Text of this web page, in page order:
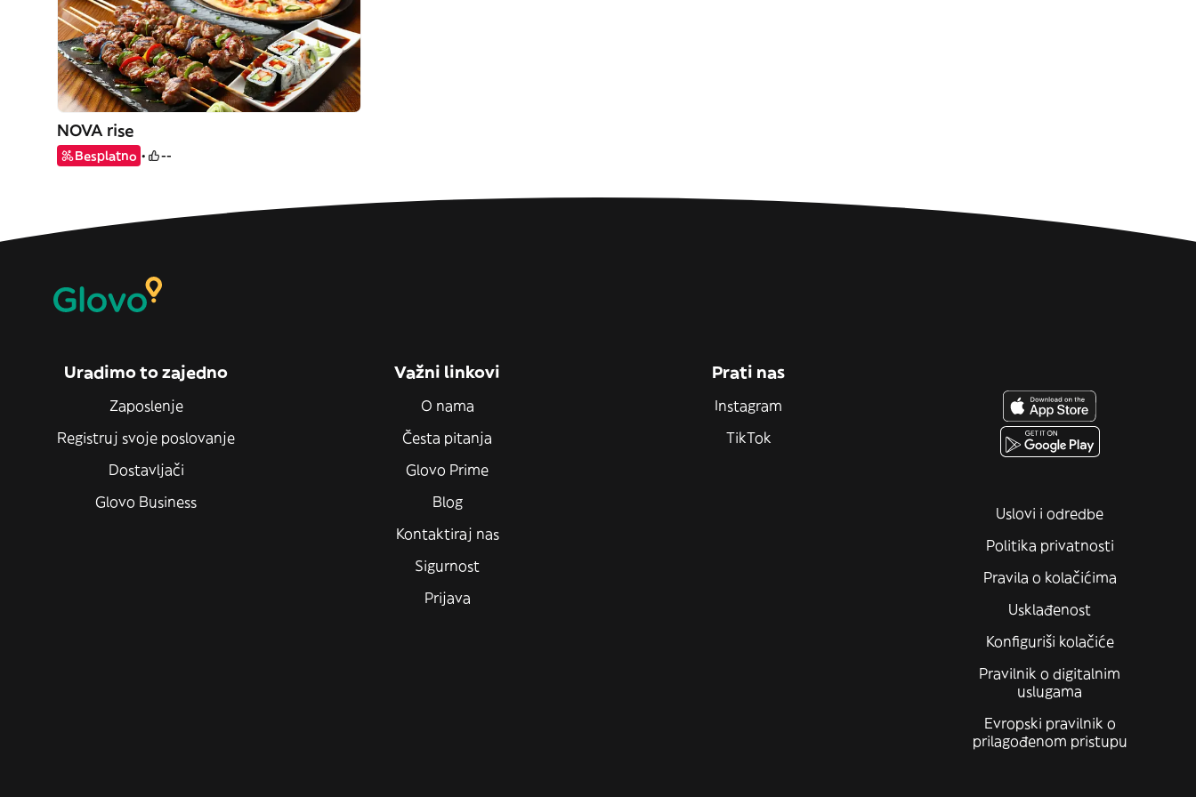
NOVA rise
Besplatno --
Uradimo to zajedno
Zaposlenje
Registruj svoje poslovanje
Dostavljači
Glovo Business
Važni linkovi
O nama
Česta pitanja
Glovo Prime
Blog
Kontaktiraj nas
Sigurnost
Prijava
Prati nas
Instagram
TikTok
Uslovi i odredbe
Politika privatnosti
Pravila o kolačićima
Usklađenost
Konfiguriši kolačiće
Pravilnik o digitalnim
uslugama
Evropski pravilnik o
prilagođenom pristupu